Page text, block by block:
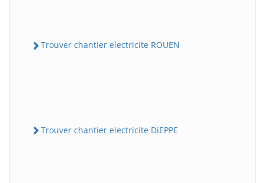
Trouver chantier electricite ROUEN
Trouver chantier electricite DiEPPE